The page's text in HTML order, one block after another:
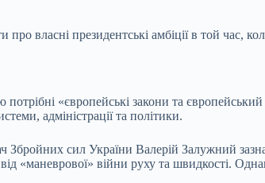
власні президентські амбіції в той час,
«європейські закони та
адміністрації та політики.
Збройних сил України Валерій Залужний
«маневрової» війни руху та швидкості.